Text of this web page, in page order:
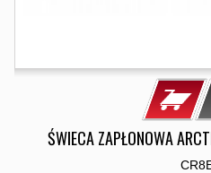
ŚWIECA ZAPŁONOWA